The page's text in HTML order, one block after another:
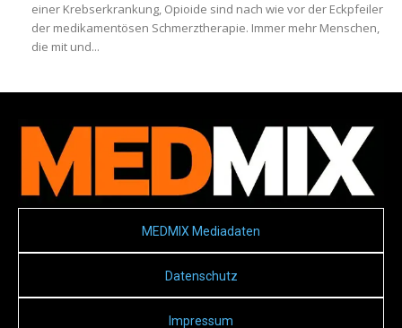
einer Krebserkrankung, Opioide sind nach wie vor der Eckpfeiler
der medikamentösen Schmerztherapie. Immer mehr Menschen,
die mit und...
MEDMIX Mediadaten
Datenschutz
Impressum